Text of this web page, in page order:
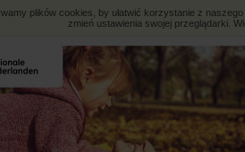
plików cookies, by ułatwić korzystanie z
zmień ustawienia swojej przeglądarki.